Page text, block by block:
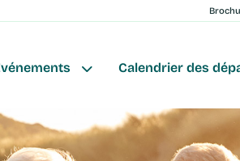
Evénements Calendrier des